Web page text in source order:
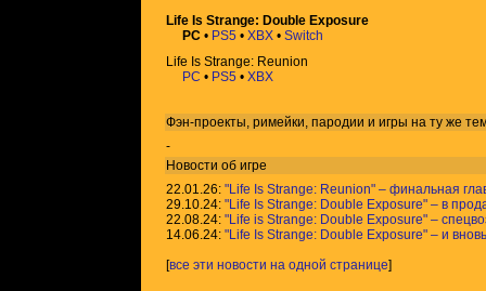
Life Is Strange: Double Exposure
PC • PS5 • XBX • Switch
Life Is Strange: Reunion
PC • PS5 • XBX
Фэн-проекты, римейки, пародии и игры на ту же
-
Новости об игре
22.01.26: "Life Is Strange: Reunion" – финальная
29.10.24: "Life Is Strange: Double Exposure" – в
22.08.24: "Life is Strange: Double Exposure" –
14.06.24: "Life Is Strange: Double Exposure" – и
[все эти новости на одной странице]